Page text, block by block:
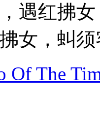
遇红拂
女，虯
Of The